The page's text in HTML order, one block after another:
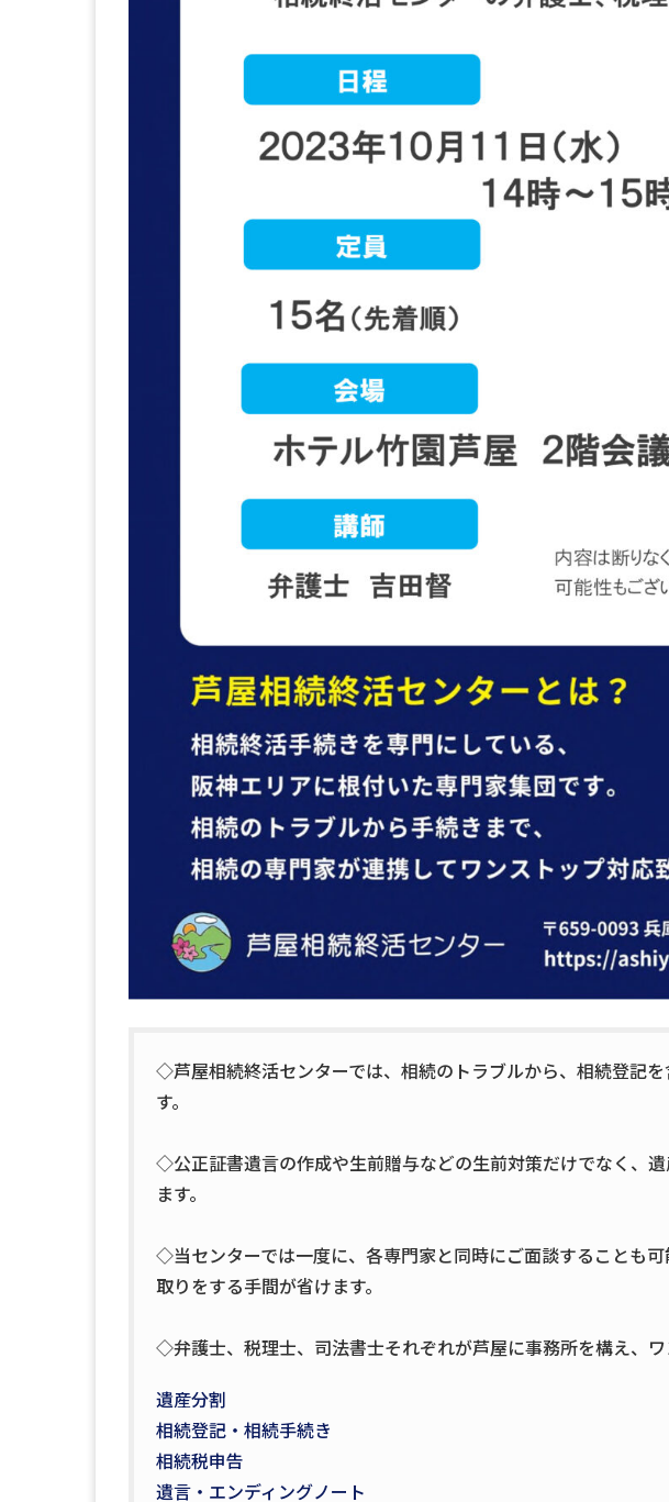
◇芦屋相続終活センターでは、相続のトラブルから、相続登記
す。
◇公正証書遺言の作成や生前贈与などの生前対策だけでなく、
ます。
◇当センターでは一度に、各専門家と同時にご面談することも
取りをする手間が省けます。
◇弁護士、税理士、司法書士それぞれが芦屋に事務所を構え、
遺産分割
相続登記・相続手続き
相続税申告
遺言・エンディングノート